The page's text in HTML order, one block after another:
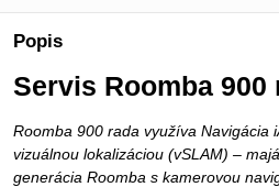
Popis
Servis Roomba 900
Roomba 900 rada využíva Navigácia
vizuálnou lokalizáciou (vSLAM) –
generácia Roomba s kamerovou